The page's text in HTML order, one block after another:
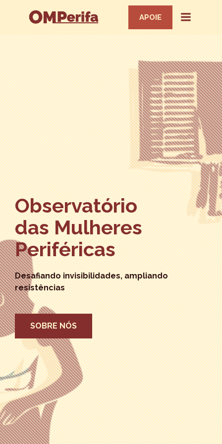
APOIE
Observatório
das Mulheres
Periféricas
Desafiando invisibilidades, ampliando
resistências
SOBRE NÓS